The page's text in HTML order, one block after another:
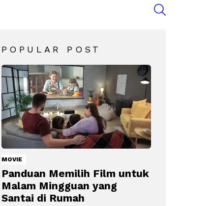
POPULAR POST
MOVIE
Panduan Memilih Film untuk
Malam Mingguan yang
Santai di Rumah